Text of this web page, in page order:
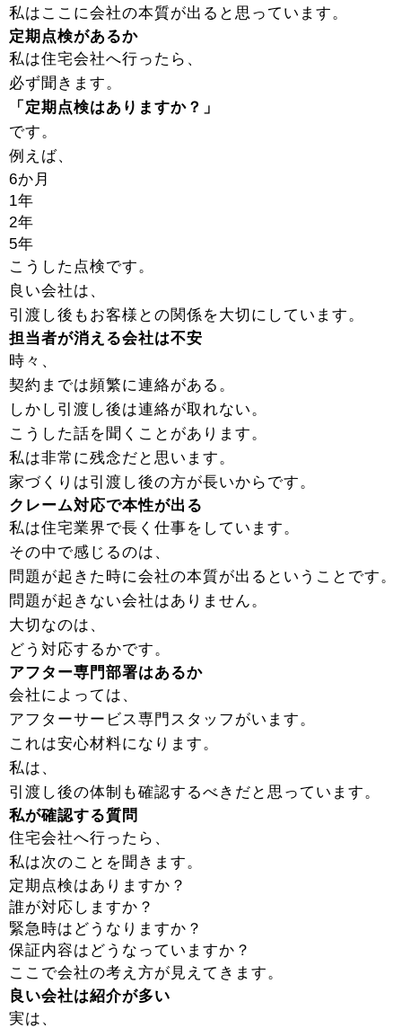
私はここに会社の本質が出ると思っています。
定期点検があるか
私は住宅会社へ行ったら、
必ず聞きます。
「定期点検はありますか？」
です。
例えば、
6か月
1年
2年
5年
こうした点検です。
良い会社は、
引渡し後もお客様との関係を大切にしています。
担当者が消える会社は不安
時々、
契約までは頻繁に連絡がある。
しかし引渡し後は連絡が取れない。
こうした話を聞くことがあります。
私は非常に残念だと思います。
家づくりは引渡し後の方が長いからです。
クレーム対応で本性が出る
私は住宅業界で長く仕事をしています。
その中で感じるのは、
問題が起きた時に会社の本質が出るということです。
問題が起きない会社はありません。
大切なのは、
どう対応するかです。
アフター専門部署はあるか
会社によっては、
アフターサービス専門スタッフがいます。
これは安心材料になります。
私は、
引渡し後の体制も確認するべきだと思っています。
私が確認する質問
住宅会社へ行ったら、
私は次のことを聞きます。
定期点検はありますか？
誰が対応しますか？
緊急時はどうなりますか？
保証内容はどうなっていますか？
ここで会社の考え方が見えてきます。
良い会社は紹介が多い
実は、